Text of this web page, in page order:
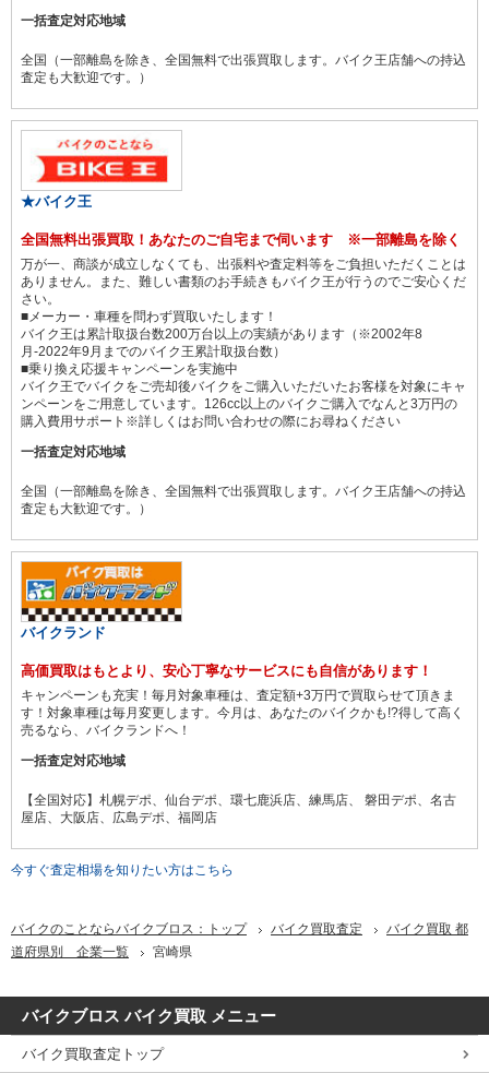
一括査定対応地域
全国（一部離島を除き、全国無料で出張買取します。バイク王店舗への持込
査定も大歓迎です。）
★バイク王
全国無料出張買取！あなたのご自宅まで伺います ※一部離島を除く
万が一、商談が成立しなくても、出張料や査定料等をご負担いただくことは
ありません。また、難しい書類のお手続きもバイク王が行うのでご安心くだ
さい。
■メーカー・車種を問わず買取いたします！
バイク王は累計取扱台数200万台以上の実績があります（※2002年8
月-2022年9月までのバイク王累計取扱台数）
■乗り換え応援キャンペーンを実施中
バイク王でバイクをご売却後バイクをご購入いただいたお客様を対象にキャ
ンペーンをご用意しています。126cc以上のバイクご購入でなんと3万円の
購入費用サポート※詳しくはお問い合わせの際にお尋ねください
一括査定対応地域
全国（一部離島を除き、全国無料で出張買取します。バイク王店舗への持込
査定も大歓迎です。）
バイクランド
高価買取はもとより、安心丁寧なサービスにも自信があります！
キャンペーンも充実！毎月対象車種は、査定額+3万円で買取らせて頂きま
す！対象車種は毎月変更します。今月は、あなたのバイクかも!?得して高く
売るなら、バイクランドへ！
一括査定対応地域
【全国対応】札幌デポ、仙台デポ、環七鹿浜店、練馬店、 磐田デポ、名古
屋店、大阪店、広島デポ、福岡店
今すぐ査定相場を知りたい方はこちら
バイクのことならバイクブロス：トップ バイク買取査定
バイク買取 都
道府県別 企業一覧
宮崎県
バイクブロス バイク買取 メニュー
バイク買取査定トップ